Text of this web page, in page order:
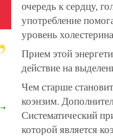
очередь к сердцу,
употребление
уровень
Прием этой
действие на
Чем старше
коэнзим.
Систематический
которой является